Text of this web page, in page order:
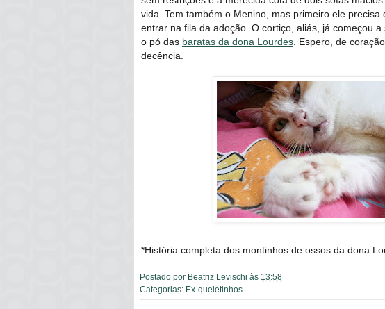
vida. Tem também o Menino, mas primeiro ele
entrar na fila da adoção. O cortiço, aliás, já começou
o pó das baratas da dona Lourdes . Espero, de
decência.
*História completa dos montinhos de ossos da dona
Postado por Beatriz Levischi às 13:58
Categorias: Ex-queletinhos